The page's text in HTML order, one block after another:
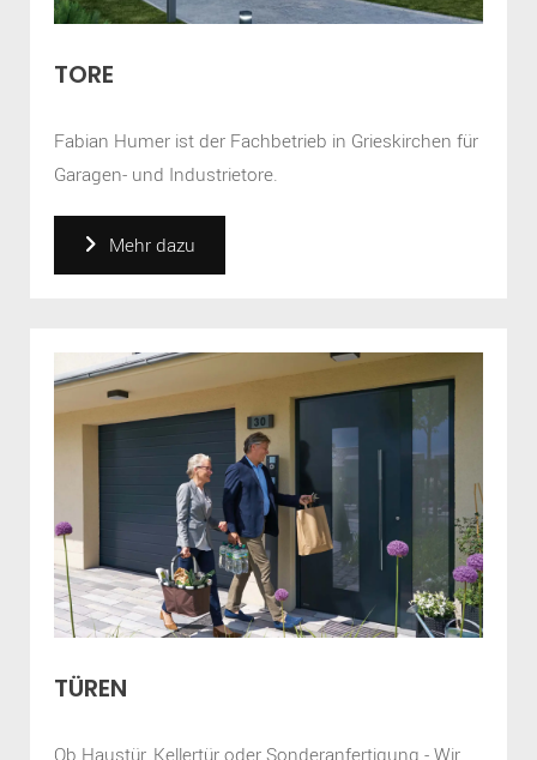
TORE
Fabian Humer ist der Fachbetrieb in Grieskirchen für
Garagen- und Industrietore.
Mehr dazu
TÜREN